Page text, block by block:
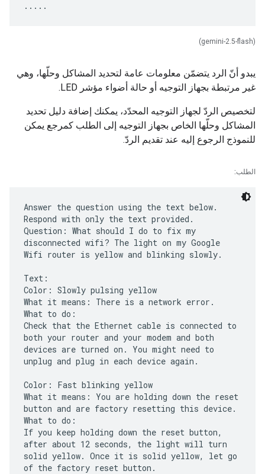
(gemini-2.5-flash)
يبدو أنّ الرد يتضمّن معلومات عامة لتحديد المشاكل وحلّها، وهي
غير مرتبطة بجهاز التوجيه أو حالة أضواء مؤشر LED.
لتخصيص الردّ لجهاز التوجيه المحدّد، يمكنك إضافة دليل تحديد
المشاكل وحلّها الخاص بجهاز التوجيه إلى الطلب كمرجع يمكن
للنموذج الرجوع إليه عند تقديم الردّ.
الطلب:
Answer the question using the text below.
Respond with only the text provided.
Question: What should I do to fix my
disconnected wifi? The light on my Google
Wifi router is yellow and blinking slowly.
Text:
Color: Slowly pulsing yellow
What it means: There is a network error.
What to do:
Check that the Ethernet cable is connected to
both your router and your modem and both
devices are turned on. You might need to
unplug and plug in each device again.
Color: Fast blinking yellow
What it means: You are holding down the reset
button and are factory resetting this device.
What to do:
If you keep holding down the reset button,
after about 12 seconds, the light will turn
solid yellow. Once it is solid yellow, let go
of the factory reset button.